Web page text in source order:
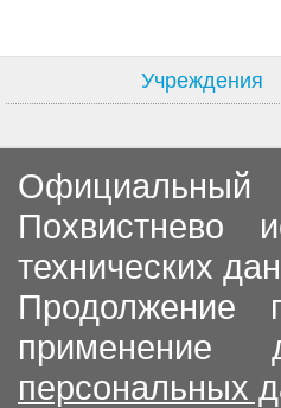
Учреждения
Похвистнево
технических
Продолжение
применение
персональных